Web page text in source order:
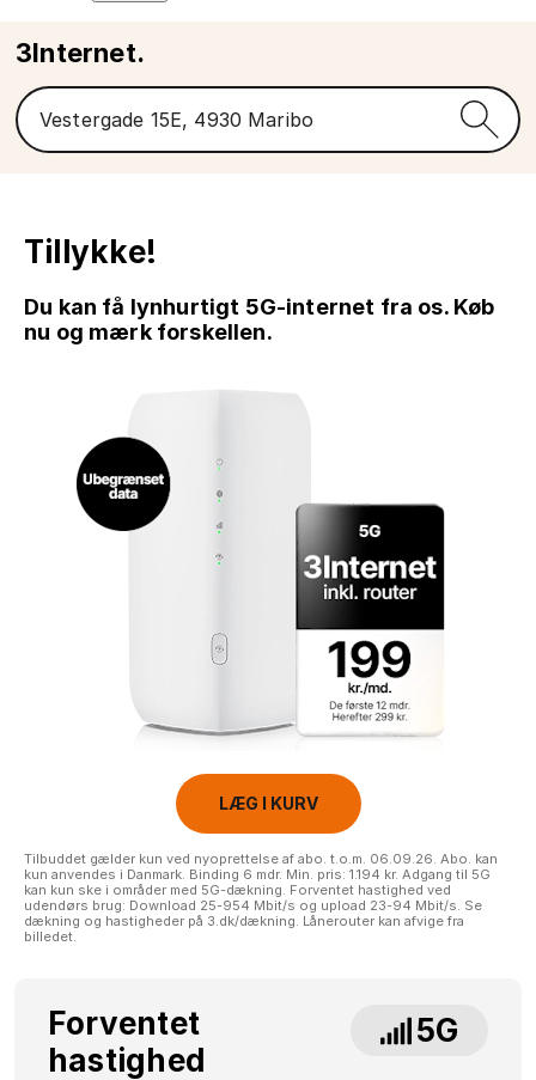
3Internet.
Tillykke!
Du kan få lynhurtigt 5G-internet fra os. Køb
nu og mærk forskellen.
LÆG I KURV
Tilbuddet gælder kun ved nyoprettelse af abo. t.o.m. 06.09.26. Abo. kan
kun anvendes i Danmark. Binding 6 mdr. Min. pris: 1.194 kr. Adgang til 5G
kan kun ske i områder med 5G-dækning. Forventet hastighed ved
udendørs brug: Download 25-954 Mbit/s og upload 23-94 Mbit/s. Se
dækning og hastigheder på 3.dk/dækning. Lånerouter kan afvige fra
billedet.
Forventet
hastighed
5G